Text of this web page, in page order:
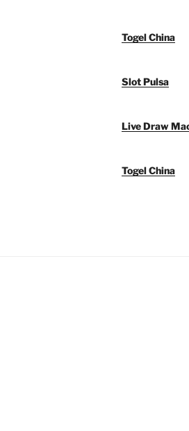
Togel China
Slot Pulsa
Live Draw
Togel China